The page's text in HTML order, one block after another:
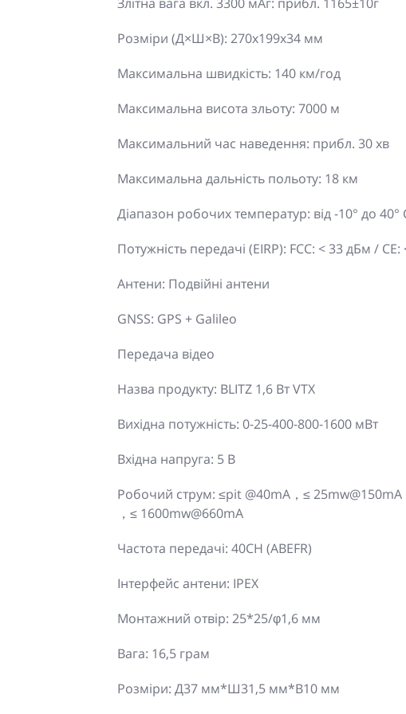
Розміри (Д×Ш×В): 270x199x34 мм
Максимальна швидкість: 140 км/год
Максимальна висота зльоту: 7000 м
Максимальний час наведення: прибл. 30 хв
Максимальна дальність польоту: 18 км
Діапазон робочих температур: від -10° до 40°
Потужність передачі (EIRP): FCC: < 33 дБм /
Антени: Подвійні антени
GNSS: GPS + Galileo
Передача відео
Назва продукту: BLITZ 1,6 Вт VTX
Вихідна потужність: 0-25-400-800-1600 мВт
Вхідна напруга: 5 В
Робочий струм: ≤pit @40mA，≤
，≤ 1600mw@660mA
Частота передачі: 40CH (ABEFR)
Інтерфейс антени: IPEX
Монтажний отвір: 25*25/φ1,6 мм
Вага: 16,5 грам
Розміри: Д37 мм*Ш31,5 мм*В10 мм